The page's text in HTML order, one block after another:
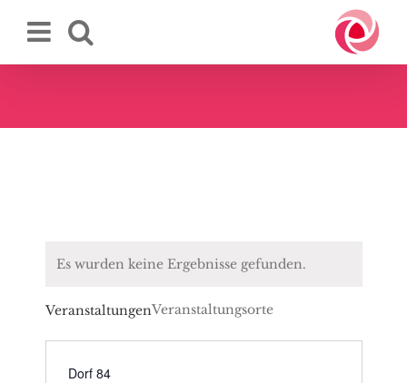
Inhalt
Es wurden keine Ergebnisse gefunden.
VeranstaltungenVeranstaltungsorte
Dorf 84